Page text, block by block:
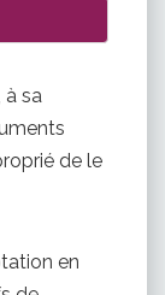
sa
de le
en